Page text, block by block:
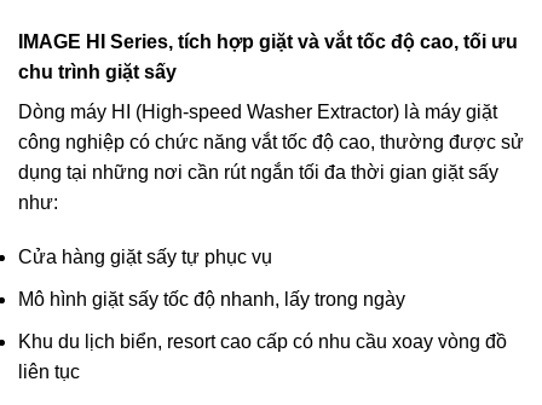
IMAGE HI Series, tích hợp giặt và vắt tốc độ cao, tối ưu
chu trình giặt sấy
Dòng máy HI (High-speed Washer Extractor) là máy giặt
công nghiệp có chức năng vắt tốc độ cao, thường được sử
dụng tại những nơi cần rút ngắn tối đa thời gian giặt sấy
như:
Cửa hàng giặt sấy tự phục vụ
Mô hình giặt sấy tốc độ nhanh, lấy trong ngày
Khu du lịch biển, resort cao cấp có nhu cầu xoay vòng đồ
liên tục